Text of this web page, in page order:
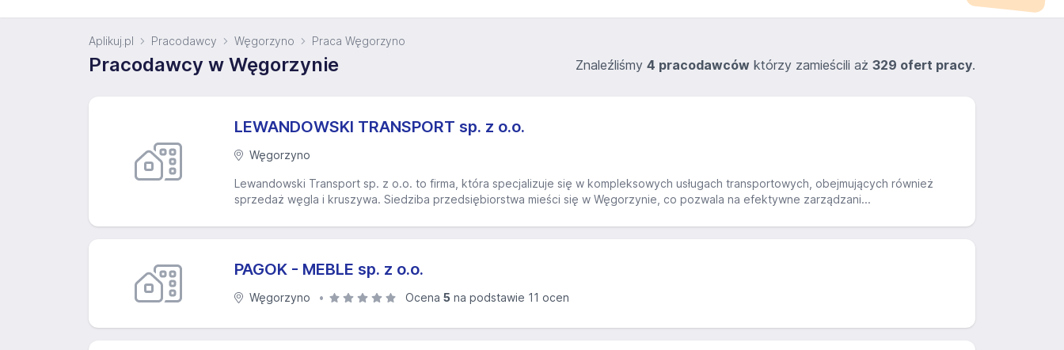
Aplikuj.pl Pracodawcy Węgorzyno Praca Węgorzyno
Pracodawcy w Węgorzynie Znaleźliśmy 4 pracodawców którzy zamieścili aż 329 ofert pracy.
LEWANDOWSKI TRANSPORT sp. z o.o.
Węgorzyno
Lewandowski Transport sp. z o.o. to firma, która specjalizuje się w kompleksowych usługach transportowych, obejmujących również
sprzedaż węgla i kruszywa. Siedziba przedsiębiorstwa mieści się w Węgorzynie, co pozwala na efektywne zarządzani...
PAGOK - MEBLE sp. z o.o.
Węgorzyno Ocena5 na podstawie 11 ocen